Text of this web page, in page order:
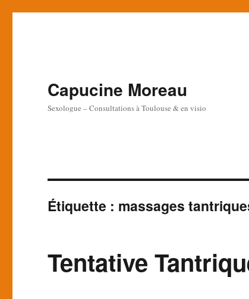
Capucine Moreau
Sexologue – Consultations à Toulouse & en visio
Étiquette : massages
Tentative